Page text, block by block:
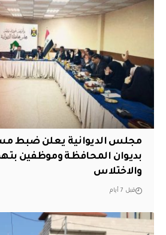
مجلس الديوانية يعلن ضبط
بديوان المحافظة وموظفين
والاختلاس
قبل 7 أيام